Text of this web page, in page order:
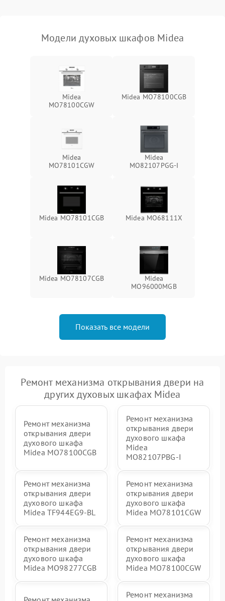
Модели духовых шкафов Midea
Midea
MO78100CGW
Midea MO78100CGB
Midea
MO78101CGW
Midea
MO82107PGG-I
Midea MO78101CGB Midea MO68111X
Midea MO78107CGB
Midea
MO96000MGB
Показать все модели
Ремонт механизма открывания двери на
других духовых шкафах Midea
Ремонт механизма
открывания двери
духового шкафа
Midea MO78100CGB
Ремонт механизма
открывания двери
духового шкафа
Midea
MO82107PBG-I
Ремонт механизма
открывания двери
духового шкафа
Midea TF944EG9-BL
Ремонт механизма
открывания двери
духового шкафа
Midea MO78101CGW
Ремонт механизма
открывания двери
духового шкафа
Midea MO98277CGB
Ремонт механизма
открывания двери
духового шкафа
Midea MO78100CGW
Ремонт механизма